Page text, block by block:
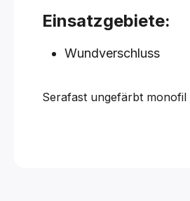
Einsatzgebiete:
Wundverschluss
Serafast ungefärbt monofil